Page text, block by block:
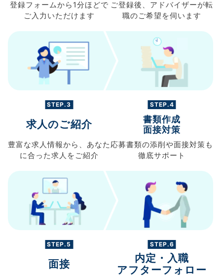
登録フォームから 1分ほどで
ご入力 いただけます
ご登録後、 アドバイザーが転
職のご希望を伺います
STEP.3
求人のご紹介
豊富な求人情報から、 あなた
に合った求人を ご紹介
STEP.4
書類作成
面接対策
応募書類の添削や面接対策も
徹底サポート
STEP.5
面接
STEP.6
内定・入職
アフターフォロー